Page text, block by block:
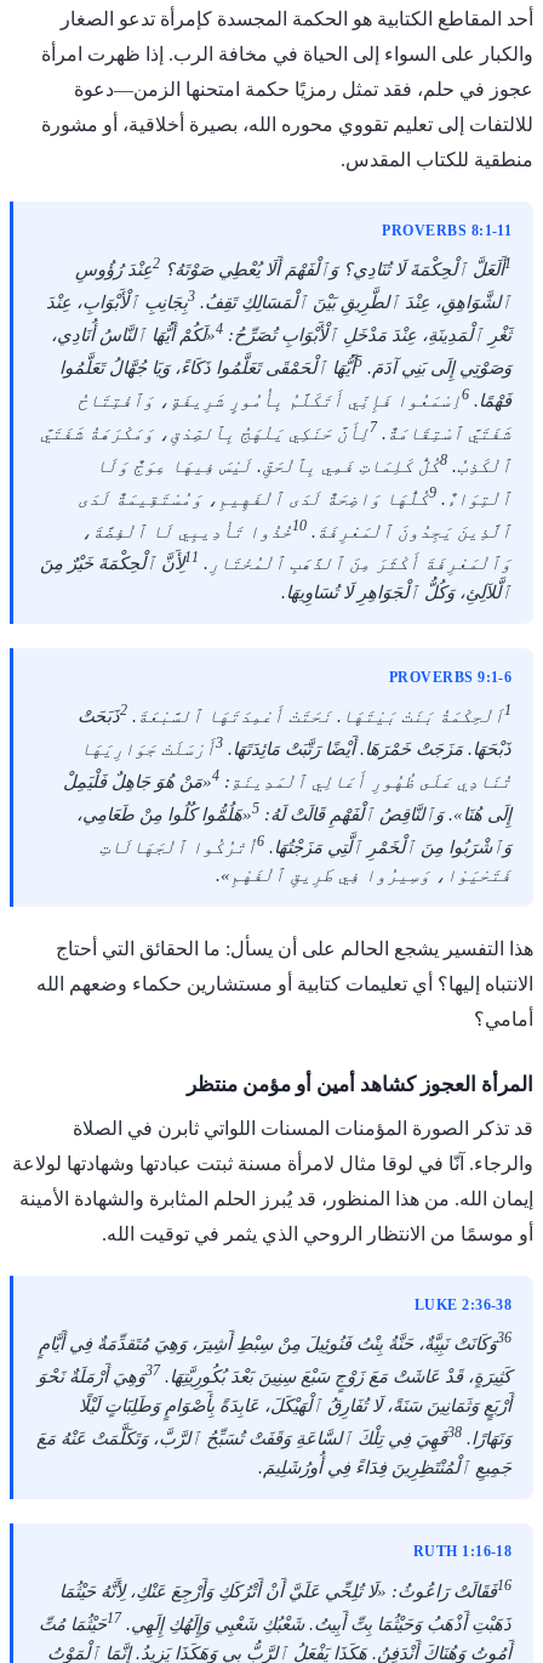
أحد المقاطع الكتابية هو الحكمة المجسدة كإمرأة تدعو الصغار
والكبار على السواء إلى الحياة في مخافة الرب. إذا ظهرت امرأة
عجوز في حلم، فقد تمثل رمزيًا حكمة امتحنها الزمن—دعوة
للالتفات إلى تعليم تقووي محوره الله، بصيرة أخلاقية، أو مشورة
منطقية للكتاب المقدس.
PROVERBS 8:1-11
1أَلَعَلَّ ٱلْحِكْمَةَ لَا تُنَادِي؟ وَٱلْفَهْمَ أَلَا يُعْطِي صَوْتَهُ؟ 2عِنْدَ رُؤُوسِ
ٱلشَّوَاهِقِ، عِنْدَ ٱلطَّرِيقِ بَيْنَ ٱلْمَسَالِكِ تَقِفُ. 3بِجَانِبِ ٱلْأَبْوَابِ، عِنْدَ
ثَغْرِ ٱلْمَدِينَةِ، عِنْدَ مَدْخَلِ ٱلْأَبْوَابِ تُصَرِّحُ: 4«لَكُمْ أَيُّهَا ٱلنَّاسُ أُنَادِي،
وَصَوْتِي إِلَى بَنِي آدَمَ. 5أَيُّهَا ٱلْحَمْقَى تَعَلَّمُوا ذَكَاءً، وَيَا جُهَّالُ تَعَلَّمُوا
فَهْمًا. 6اِسْمَعُوا فَإِنِّي أَتَكَلَّمُ بِأُمُورٍ شَرِيفَةٍ، وَٱفْتِتَاحُ
شَفَتَيَّ ٱسْتِقَامَةٌ. 7لِأَنَّ حَنَكِي يَلْهَجُ بِٱلصِّدْقِ، وَمَكْرَهَةُ شَفَتَيَّ
ٱلْكَذِبُ. 8كُلُّ كَلِمَاتِ فَمِي بِٱلْحَقِّ. لَيْسَ فِيهَا عِوَجٌ وَلَا
ٱلْتِوَاءٌ. 9كُلُّهَا وَاضِحَةٌ لَدَى ٱلْفَهِيمِ، وَمُسْتَقِيمَةٌ لَدَى
ٱلَّذِينَ يَجِدُونَ ٱلْمَعْرِفَةَ. 10خُذُوا تَأْدِيبِي لَا ٱلْفِضَّةَ،
وَٱلْمَعْرِفَةَ أَكْثَرَ مِنَ ٱلذَّهَبِ ٱلْمُخْتَارِ. 11لِأَنَّ ٱلْحِكْمَةَ خَيْرٌ مِنَ
ٱلَّلآلِئِ، وَكُلُّ ٱلْجَوَاهِرِ لَا تُسَاوِيهَا.
PROVERBS 9:1-6
1اَلْحِكْمَةُ بَنَتْ بَيْتَهَا. نَحَتَتْ أَعْمِدَتَهَا ٱلسَّبْعَةَ. 2ذَبَحَتْ
ذَبْحَهَا. مَزَجَتْ خَمْرَهَا. أَيْضًا رَتَّبَتْ مَائِدَتَهَا. 3أَرْسَلَتْ جَوَارِيَهَا
تُنَادِي عَلَى ظُهُورِ أَعَالِي ٱلْمَدِينَةِ: 4«مَنْ هُوَ جَاهِلٌ فَلْيَمِلْ
إِلَى هُنَا». وَٱلنَّاقِصُ ٱلْفَهْمِ قَالَتْ لَهُ: 5«هَلُمُّوا كُلُوا مِنْ طَعَامِي،
وَٱشْرَبُوا مِنَ ٱلْخَمْرِ ٱلَّتِي مَزَجْتُهَا. 6اُتْرُكُوا ٱلْجَهَالَاتِ
فَتَحْيَوْا، وَسِيرُوا فِي طَرِيقِ ٱلْفَهْمِ».
هذا التفسير يشجع الحالم على أن يسأل: ما الحقائق التي أحتاج
الانتباه إليها؟ أي تعليمات كتابية أو مستشارين حكماء وضعهم الله
أمامي؟
المرأة العجوز كشاهد أمين أو مؤمن منتظر
قد تذكر الصورة المؤمنات المسنات اللواتي ثابرن في الصلاة
والرجاء. آنّا في لوقا مثال لامرأة مسنة ثبتت عبادتها وشهادتها لولاعة
إيمان الله. من هذا المنظور، قد يُبرز الحلم المثابرة والشهادة الأمينة
أو موسمًا من الانتظار الروحي الذي يثمر في توقيت الله.
LUKE 2:36-38
36وَكَانَتْ نَبِيَّةٌ، حَنَّةُ بِنْتُ فَنُوئِيلَ مِنْ سِبْطِ أَشِيرَ، وَهِيَ مُتَقدِّمَةٌ فِي أَيَّامٍ
كَثِيرَةٍ، قَدْ عَاشَتْ مَعَ زَوْجٍ سَبْعَ سِنِينَ بَعْدَ بُكُورِيَّتِهَا. 37وَهِيَ أَرْمَلَةٌ نَحْوَ
أَرْبَعٍ وَثَمَانِينَ سَنَةً، لَا تُفَارِقُ ٱلْهَيْكَلَ، عَابِدَةً بِأَصْوَامٍ وَطَلِبَاتٍ لَيْلًا
وَنَهَارًا. 38فَهِيَ فِي تِلْكَ ٱلسَّاعَةِ وَقَفَتْ تُسَبِّحُ ٱلرَّبَّ، وَتَكَلَّمَتْ عَنْهُ مَعَ
جَمِيعِ ٱلْمُنْتَظِرِينَ فِدَاءً فِي أُورُشَلِيمَ.
RUTH 1:16-18
16فَقَالَتْ رَاعُوثُ: «لَا تُلِحِّي عَلَيَّ أَنْ أَتْرُكَكِ وَأَرْجِعَ عَنْكِ، لِأَنَّهُ حَيْثُمَا
ذَهَبْتِ أَذْهَبُ وَحَيْثُمَا بِتِّ أَبِيتُ. شَعْبُكِ شَعْبِي وَإِلَهُكِ إِلَهِي. 17حَيْثُمَا مُتِّ
أَمُوتُ وَهُنَاكَ أَنْدَفِنُ. هَكَذَا يَفْعَلُ ٱلرَّبُّ بِي وَهَكَذَا يَزِيدُ. إِنَّمَا ٱلْمَوْتُ